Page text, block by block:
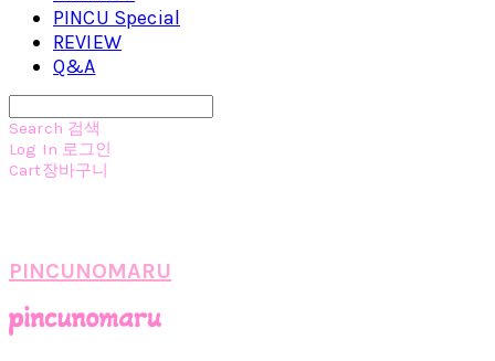
PINCU Special
REVIEW
Q&A
Search 검색
Log In 로그인
Cart장바구니
PINCUNOMARU